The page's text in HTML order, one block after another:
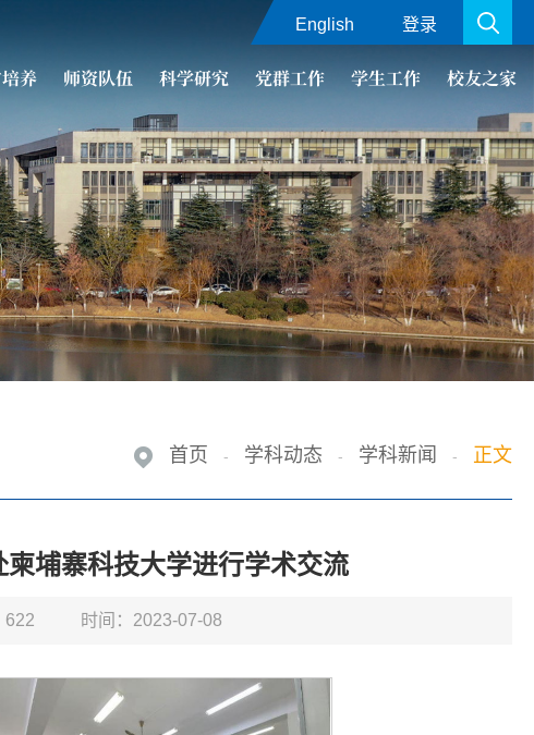
English 登录
养 师资队伍 科学研究 党群工作 学生工作 校友之家
首页 - 学科动态 - 学科新闻 - 正文
埔寨科技大学进行学术交流
622 时间：2023-07-08